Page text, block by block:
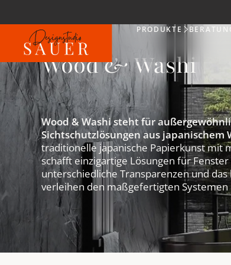
Produkte
PRODUKTE
Wood & Washi
Wood & Washi steht für
Sichtschutzlösungen aus japanischem
traditionelle japanische Papierkunst mit
schafft einzigartige Lösungen für
unterschiedliche Transparenzen und
verleihen den maßgefertigten